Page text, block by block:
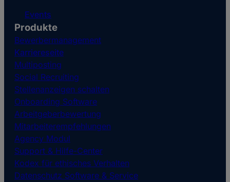
Events
Produkte
Bewerbermanagement
Karriereseite
Multiposting
Social Recruiting
Stellenanzeigen schalten
Onboarding Software
Arbeitgeberbewertung
Mitarbeiterempfehlungen
Agency Modul
Support & Hilfe-Center
Kodex für ethisches Verhalten
Datenschutz Software & Service